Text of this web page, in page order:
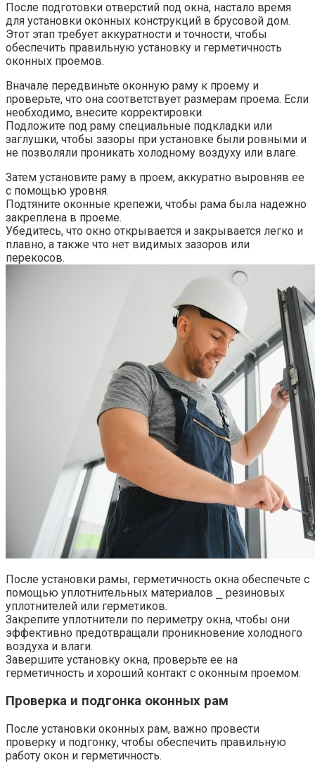
После подготовки отверстий под окна, настало время
для установки оконных конструкций в брусовой дом.​
Этот этап требует аккуратности и точности, чтобы
обеспечить правильную установку и герметичность
оконных проемов.​
Вначале передвиньте оконную раму к проему и
проверьте, что она соответствует размерам проема. Если
необходимо, внесите корректировки.
Подложите под раму специальные подкладки или
заглушки, чтобы зазоры при установке были ровными и
не позволяли проникать холодному воздуху или влаге.​
Затем установите раму в проем, аккуратно выровняв ее
с помощью уровня.
Подтяните оконные крепежи, чтобы рама была надежно
закреплена в проеме.
Убедитесь, что окно открывается и закрывается легко и
плавно, а также что нет видимых зазоров или
перекосов.​
После установки рамы, герметичность окна обеспечьте с
помощью уплотнительных материалов ⎯ резиновых
уплотнителей или герметиков.​
Закрепите уплотнители по периметру окна, чтобы они
эффективно предотвращали проникновение холодного
воздуха и влаги.​
Завершите установку окна, проверьте ее на
герметичность и хороший контакт с оконным проемом.
Проверка и подгонка оконных рам
После установки оконных рам, важно провести
проверку и подгонку, чтобы обеспечить правильную
работу окон и герметичность.​